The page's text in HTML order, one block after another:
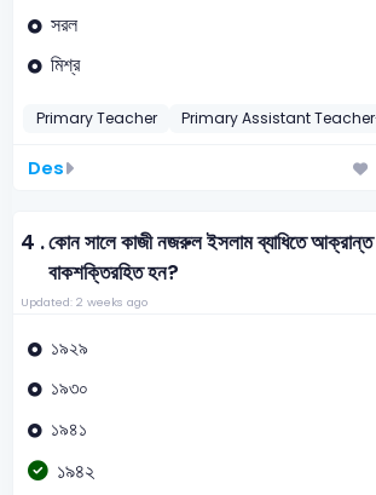
সরল
মিশ্র
Primary Teacher Primary Assistant
Des
4 .কোন সালে কাজী নজরুল ইসলাম ব্যাধিতে আক্রান্ত
বাকশক্তিরহিত হন?
Updated: 2 weeks ago
১৯২৯
১৯৩০
১৯৪১
১৯৪২